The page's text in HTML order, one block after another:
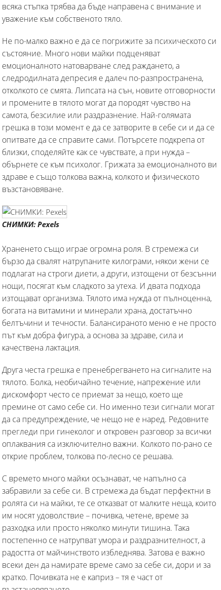
всяка стъпка трябва да бъде направена с внимание и
уважение към собственото тяло.
Не по-малко важно е да се погрижите за психическото си
състояние. Много нови майки подценяват
емоционалното натоварване след раждането, а
следродилната депресия е далеч по-разпространена,
отколкото се смята. Липсата на сън, новите отговорности
и промените в тялото могат да породят чувство на
самота, безсилие или раздразнение. Най-голямата
грешка в този момент е да се затворите в себе си и да се
опитвате да се справите сами. Потърсете подкрепа от
близки, споделяйте как се чувствате, а при нужда –
обърнете се към психолог. Грижата за емоционалното ви
здраве е също толкова важна, колкото и физическото
възстановяване.
СНИМКИ: Pexels
Храненето също играе огромна роля. В стремежа си
бързо да свалят натрупаните килограми, някои жени се
подлагат на строги диети, а други, изтощени от безсънни
нощи, посягат към сладкото за утеха. И двата подхода
изтощават организма. Тялото има нужда от пълноценна,
богата на витамини и минерали храна, достатъчно
белтъчини и течности. Балансираното меню е не просто
път към добра фигура, а основа за здраве, сила и
качествена лактация.
Друга честа грешка е пренебрегването на сигналите на
тялото. Болка, необичайно течение, напрежение или
дискомфорт често се приемат за нещо, което ще
премине от само себе си. Но именно тези сигнали могат
да са предупреждение, че нещо не е наред. Редовните
прегледи при гинеколог и откровен разговор за всички
оплаквания са изключително важни. Колкото по-рано се
открие проблем, толкова по-лесно се решава.
С времето много майки осъзнават, че напълно са
забравили за себе си. В стремежа да бъдат перфектни в
ролята си на майки, те се отказват от малките неща, които
им носят удоволствие – почивка, четене, време за
разходка или просто няколко минути тишина. Така
постепенно се натрупват умора и раздразнителност, а
радостта от майчинството избледнява. Затова е важно
всеки ден да намирате време само за себе си, дори и за
кратко. Почивката не е каприз – тя е част от